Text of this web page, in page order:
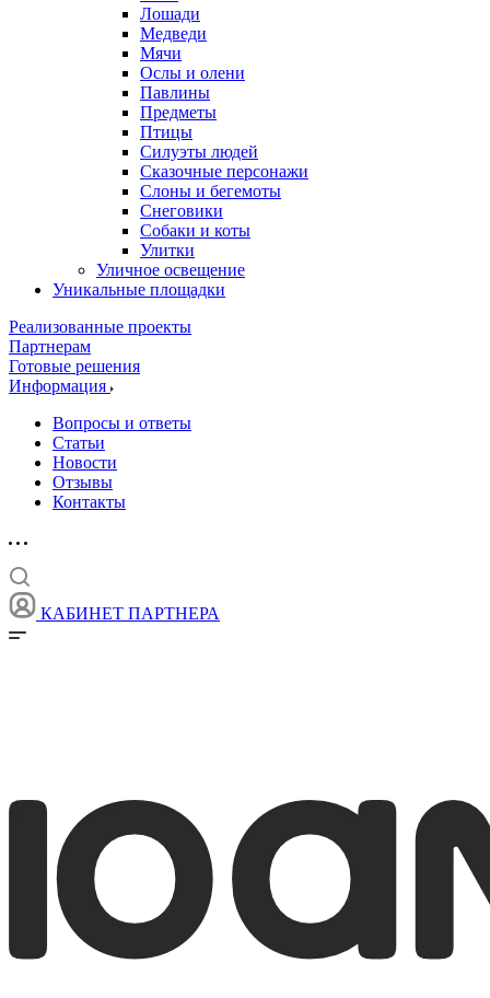
Лошади
Медведи
Мячи
Ослы и олени
Павлины
Предметы
Птицы
Силуэты людей
Сказочные персонажи
Слоны и бегемоты
Снеговики
Собаки и коты
Улитки
Уличное освещение
Уникальные площадки
Реализованные проекты
Партнерам
Готовые решения
Информация
Вопросы и ответы
Статьи
Новости
Отзывы
Контакты
КАБИНЕТ ПАРТНЕРА